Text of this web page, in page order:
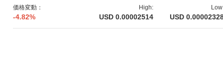
価格変動：
-4.82%
High:
USD 0.00002514 USD
過去7日間で、Broは 0.17%の上昇を記録した全体
の暗号市場を下回っています。これは、より広範な市場のモメン